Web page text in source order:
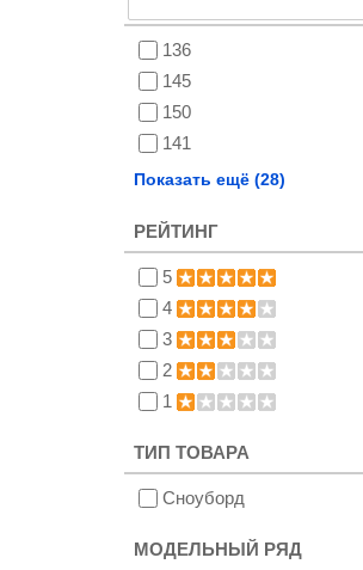
136
145
150
141
149
151W
143
152
153
153W
147
148
156
Показать ещё (28)
РЕЙТИНГ
5
4
3
2
1
ТИП ТОВАРА
Сноуборд
МОДЕЛЬНЫЙ РЯД